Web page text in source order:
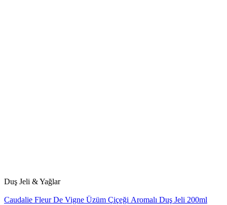
Duş Jeli & Yağlar
Caudalie Fleur De Vigne Üzüm Çiçeği Aromalı Duş Jeli 200ml